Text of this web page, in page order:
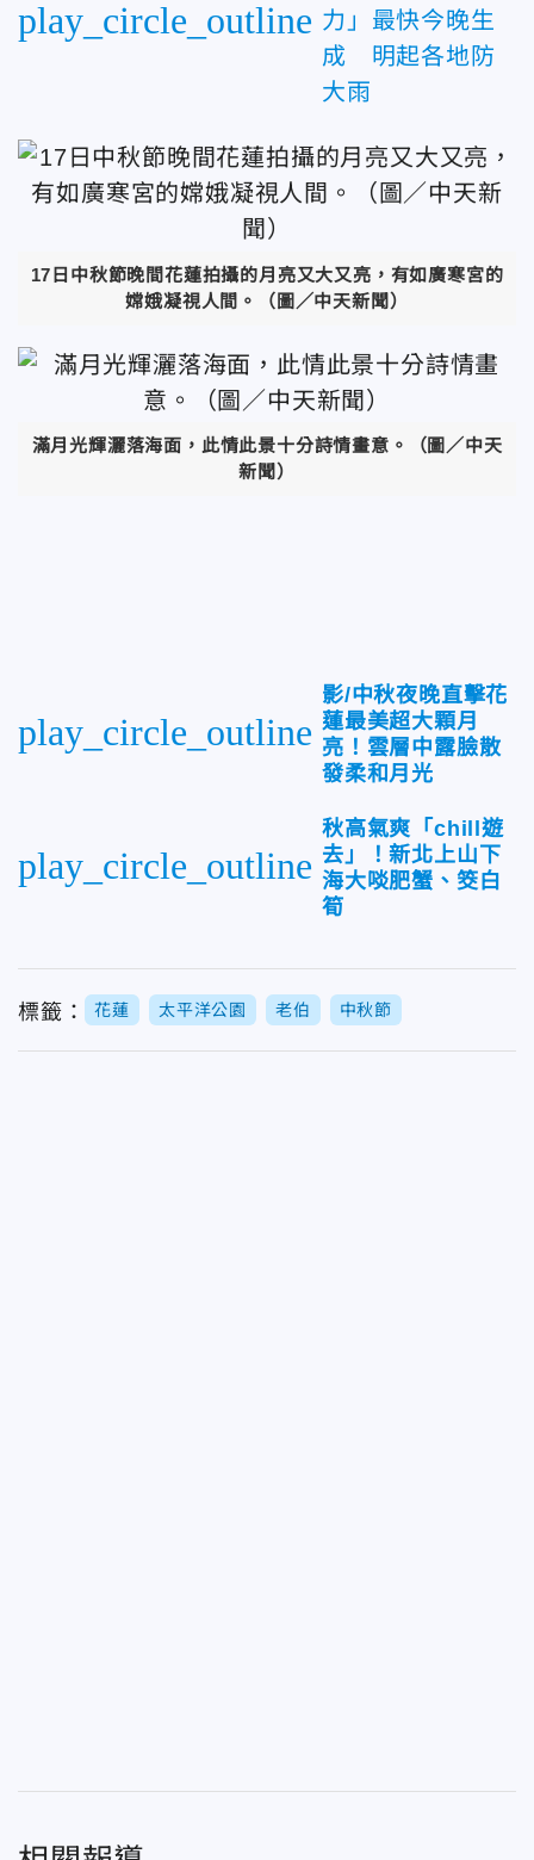
play_circle_outline 力」最快今晚生
成 明起各地防
大雨
17日中秋節晚間花蓮拍攝的月亮又大又亮，有如廣寒宮的
嫦娥凝視人間。（圖／中天新聞）
滿月光輝灑落海面，此情此景十分詩情畫意。（圖／中天
新聞）
play_circle_outline
影/中秋夜晚直擊花
蓮最美超大顆月
亮！雲層中露臉散
發柔和月光
play_circle_outline
秋高氣爽「chill遊
去」！新北上山下
海大啖肥蟹、筊白
筍
標籤： 花蓮 太平洋公園 老伯 中秋節